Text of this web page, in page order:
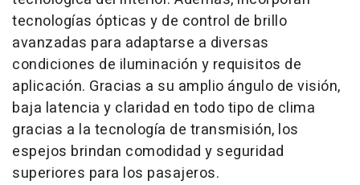
tecnologías ópticas y de control de brillo
avanzadas para adaptarse a diversas
condiciones de iluminación y requisitos de
aplicación. Gracias a su amplio ángulo de visión,
baja latencia y claridad en todo tipo de clima
gracias a la tecnología de transmisión, los
espejos brindan comodidad y seguridad
superiores para los pasajeros.